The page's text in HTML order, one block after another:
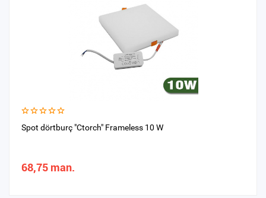
Spot dörtburç "Ctorch" Frameless 10 W
68,75 man.